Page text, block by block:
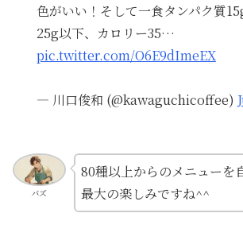
色がいい！そして一食タンパク質
25g以下、カロリー35…
pic.twitter.com/O6E9dImeEX
— 川口俊和 (@kawaguchicoffee)
バズ
80種以上からのメニューを
最大の楽しみですね^^